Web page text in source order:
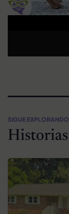
SIGUE EXPLORANDO